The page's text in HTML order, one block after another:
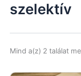
szelektív
Mind a(z) 2 találat